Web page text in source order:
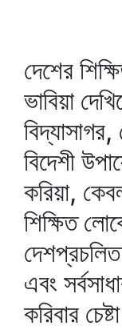
দেশের
ভাবিয়া
বিদ্যাসাগর,
বিদেশী
করিয়া,
শিক্ষিত
এবং
করিবার